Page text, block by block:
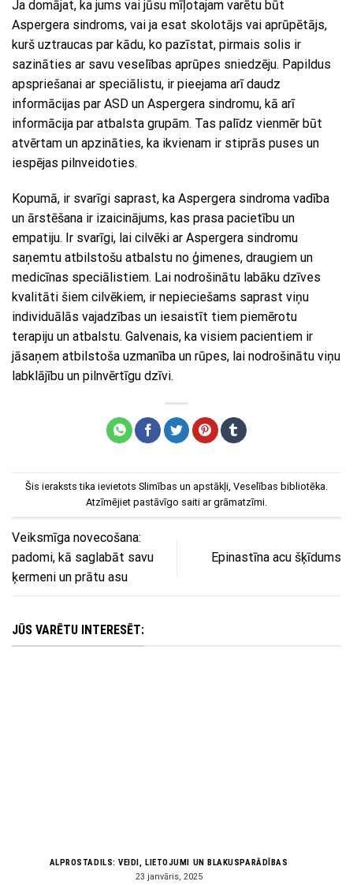
Ja domājat, ka jums vai jūsu mīļotajam varētu būt
Aspergera sindroms, vai ja esat skolotājs vai aprūpētājs,
kurš uztraucas par kādu, ko pazīstat, pirmais solis ir
sazināties ar savu veselības aprūpes sniedzēju. Papildus
apspriešanai ar speciālistu, ir pieejama arī daudz
informācijas par ASD un Aspergera sindromu, kā arī
informācija par atbalsta grupām. Tas palīdz vienmēr būt
atvērtam un apzināties, ka ikvienam ir stiprās puses un
iespējas pilnveidoties.
Kopumā, ir svarīgi saprast, ka Aspergera sindroma vadība
un ārstēšana ir izaicinājums, kas prasa pacietību un
empatiju. Ir svarīgi, lai cilvēki ar Aspergera sindromu
saņemtu atbilstošu atbalstu no ģimenes, draugiem un
medicīnas speciālistiem. Lai nodrošinātu labāku dzīves
kvalitāti šiem cilvēkiem, ir nepieciešams saprast viņu
individuālās vajadzības un iesaistīt tiem piemērotu
terapiju un atbalstu. Galvenais, ka visiem pacientiem ir
jāsaņem atbilstoša uzmanība un rūpes, lai nodrošinātu viņu
labklājību un pilnvērtīgu dzīvi.
Šis ieraksts tika ievietots Slimības un apstākļi Veselības bibliotēka
Atzīmējiet pastāvīgo saiti ar grāmatzīmi.
Veiksmīga novecošana:
padomi, kā saglabāt savu
ķermeni un prātu asu
Epinastīna acu šķīdums
JŪS VARĒTU INTERESĒT:
ALPROSTADILS: VEIDI, LIETOJUMI UN BLAKUSPARĀDĪBAS
23 janvāris, 2025